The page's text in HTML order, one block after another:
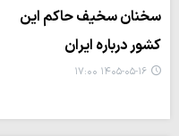
سخنان سخیف حاکم این
کشور درباره ایران
۱۴۰۵-۰۵-۱۶ ۱۷:۰۰